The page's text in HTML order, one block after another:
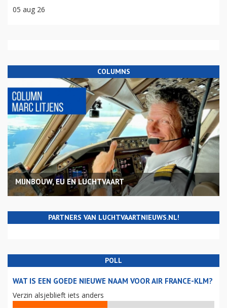
05 aug 26
COLUMNS
MIJNBOUW, EU EN LUCHTVAART
PARTNERS VAN LUCHTVAARTNIEUWS.NL!
POLL
WAT IS EEN GOEDE NIEUWE NAAM VOOR AIR FRANCE-KLM?
Verzin alsjeblieft iets anders